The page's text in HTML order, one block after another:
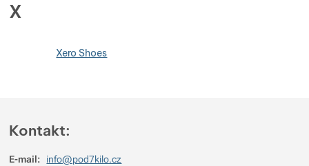
X
Xero Shoes
Kontakt:
E-mail:
info@pod7kilo.cz